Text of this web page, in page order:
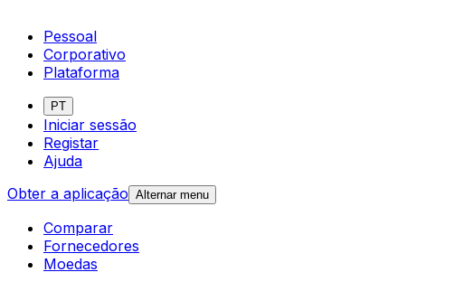
Pessoal
Corporativo
Plataforma
PT
Iniciar sessão
Registar
Ajuda
Obter a aplicação Alternar menu
Comparar
Fornecedores
Moedas